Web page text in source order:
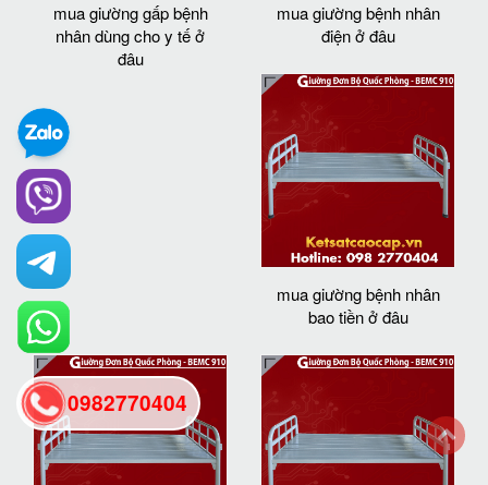
mua giường gấp bệnh
nhân dùng cho y tế ở
đâu
mua giường bệnh nhân
điện ở đâu
mua giường bệnh nhân
bao tiền ở đâu
0982770404
back